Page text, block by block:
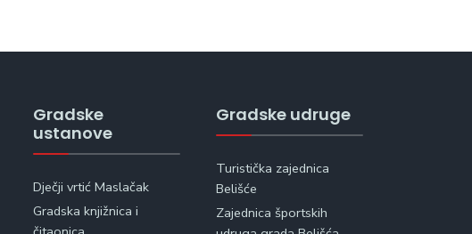
Gradske
ustanove
Dječji vrtić Maslačak
Gradska knjižnica i
Gradske udruge
Turistička zajednica
Belišće
Zajednica športskih